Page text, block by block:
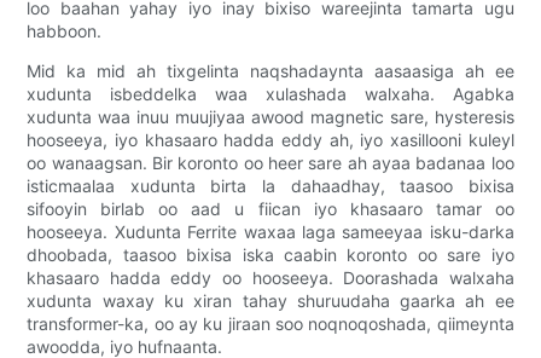
loo baahan yahay iyo inay bixiso wareejinta tamarta ugu
habboon.
Mid ka mid ah tixgelinta naqshadaynta aasaasiga ah ee
xudunta isbeddelka waa xulashada walxaha. Agabka
xudunta waa inuu muujiyaa awood magnetic sare, hysteresis
hooseeya, iyo khasaaro hadda eddy ah, iyo xasillooni kuleyl
oo wanaagsan. Bir koronto oo heer sare ah ayaa badanaa loo
isticmaalaa xudunta birta la dahaadhay, taasoo bixisa
sifooyin birlab oo aad u fiican iyo khasaaro tamar oo
hooseeya. Xudunta Ferrite waxaa laga sameeyaa isku-darka
dhoobada, taasoo bixisa iska caabin koronto oo sare iyo
khasaaro hadda eddy oo hooseeya. Doorashada walxaha
xudunta waxay ku xiran tahay shuruudaha gaarka ah ee
transformer-ka, oo ay ku jiraan soo noqnoqoshada, qiimeynta
awoodda, iyo hufnaanta.